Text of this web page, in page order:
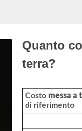
Quanto
terra?
Costo messa a
di riferimento